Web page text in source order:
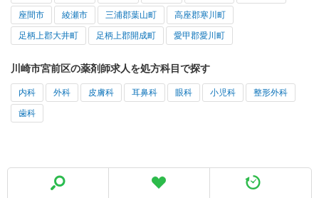
座間市 綾瀬市 三浦郡葉山町 高座郡寒川町
足柄上郡大井町 足柄上郡開成町 愛甲郡愛川町
川崎市宮前区の薬剤師求人を処方科目で探す
内科 外科 皮膚科 耳鼻科 眼科 小児科 整形外科
歯科